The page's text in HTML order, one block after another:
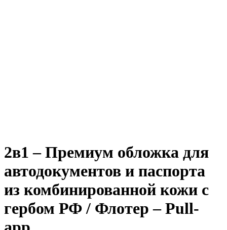
2в1 – Премиум обложка для
автодокументов и паспорта
из комбинированной кожи с
гербом РФ / Флотер – Pull-